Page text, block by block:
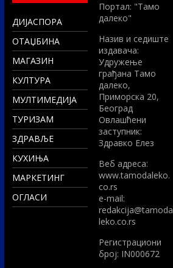
ДИЈАСПОРА
ОТАЏБИНА
МАГАЗИН
КУЛТУРА
МУЛТИМЕДИЈА
ТУРИЗАМ
ЗДРАВЉЕ
КУХИЊА
МАРКЕТИНГ
ОГЛАСИ
Портал: "Тамо
далеко"
Назив и седиште
издавача:
Удружење
грађана Тамо
далеко,
Приморска 20,
Београд
Овлашћени
заступник:
Здравко Елез
Вeб адреса:
www.tamodaleko.
co.rs
e-mail:
redakcija@tamoda
leko.co.rs
Регистрациони
број: IN000672